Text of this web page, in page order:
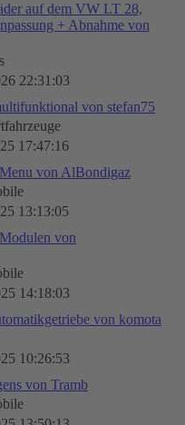
auf dem VW LT 28,
+ Abnahme von
22:31:03
von stefan75
17:47:16
von AlBondigaz
13:13:05
von
14:18:03
von komota
10:26:53
von Tramb